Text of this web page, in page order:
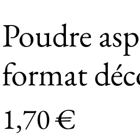
Poudre
format
1,70 €